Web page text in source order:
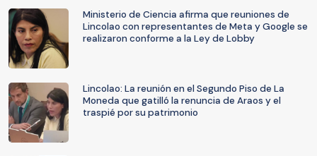
Ministerio de Ciencia afirma que reuniones de
Lincolao con representantes de Meta y Google se
realizaron conforme a la Ley de Lobby
Lincolao: La reunión en el Segundo Piso de La
Moneda que gatilló la renuncia de Araos y el
traspié por su patrimonio